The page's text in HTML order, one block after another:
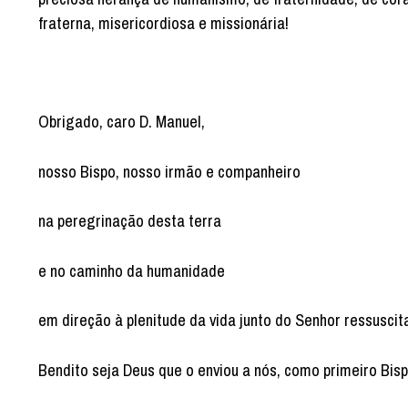
fraterna, misericordiosa e missionária!
Obrigado, caro D. Manuel,
nosso Bispo, nosso irmão e companheiro
na peregrinação desta terra
e no caminho da humanidade
em direção à plenitude da vida junto do Senhor
Bendito seja Deus que o enviou a nós, como primeiro